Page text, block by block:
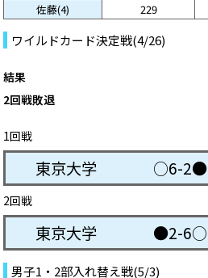
佐藤(4)
229
ワイルドカード決定戦(4/26)
結果
2回戦敗退
1回戦
東京大学 ○6-2●
2回戦
東京大学 ●2-6○
男子1・2部入れ替え戦(5/3)